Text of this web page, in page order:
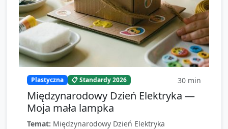
Plastyczna 📋 Standardy 2026 30 min
Międzynarodowy Dzień Elektryka —
Moja mała lampka
Temat: Międzynarodowy Dzień Elektryka